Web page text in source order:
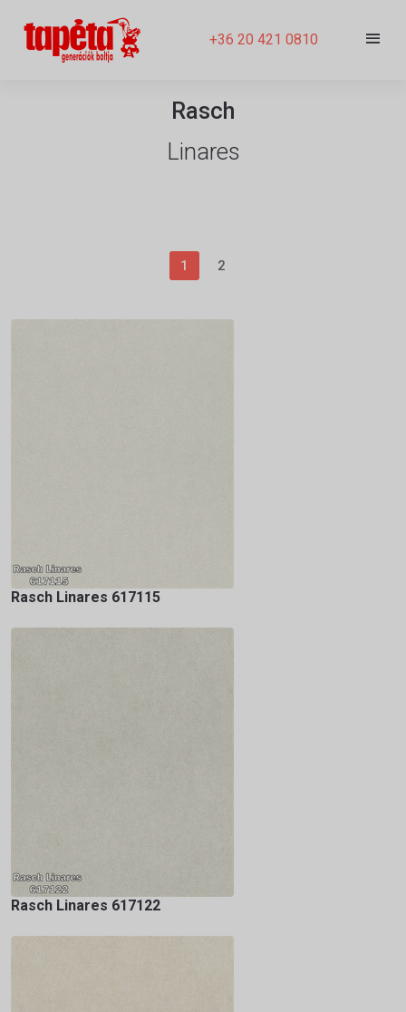
+36 20 421 0810
Rasch
Linares
1 2
Rasch Linares 617115
Rasch Linares 617122